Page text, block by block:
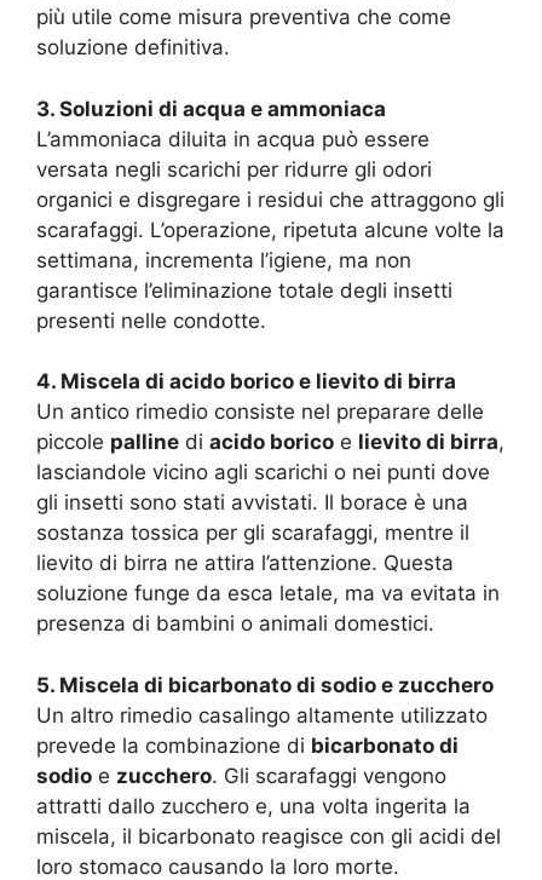
più utile come misura preventiva che come
soluzione definitiva.
3. Soluzioni di acqua e ammoniaca
L’ammoniaca diluita in acqua può essere
versata negli scarichi per ridurre gli odori
organici e disgregare i residui che attraggono gli
scarafaggi. L’operazione, ripetuta alcune volte la
settimana, incrementa l’igiene, ma non
garantisce l’eliminazione totale degli insetti
presenti nelle condotte.
4. Miscela di acido borico e lievito di birra
Un antico rimedio consiste nel preparare delle
piccole palline di acido borico e lievito di birra,
lasciandole vicino agli scarichi o nei punti dove
gli insetti sono stati avvistati. Il borace è una
sostanza tossica per gli scarafaggi, mentre il
lievito di birra ne attira l’attenzione. Questa
soluzione funge da esca letale, ma va evitata in
presenza di bambini o animali domestici.
5. Miscela di bicarbonato di sodio e zucchero
Un altro rimedio casalingo altamente utilizzato
prevede la combinazione di bicarbonato di
sodio e zucchero. Gli scarafaggi vengono
attratti dallo zucchero e, una volta ingerita la
miscela, il bicarbonato reagisce con gli acidi del
loro stomaco causando la loro morte.